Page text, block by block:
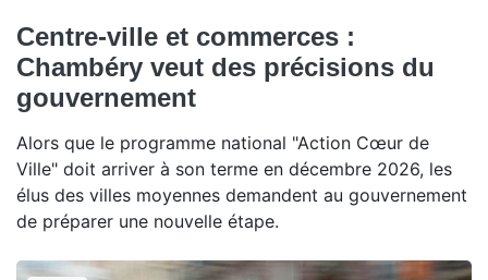
Centre-ville et commerces :
Chambéry veut des précisions du
gouvernement
Alors que le programme national "Action Cœur de
Ville" doit arriver à son terme en décembre 2026, les
élus des villes moyennes demandent au gouvernement
de préparer une nouvelle étape.